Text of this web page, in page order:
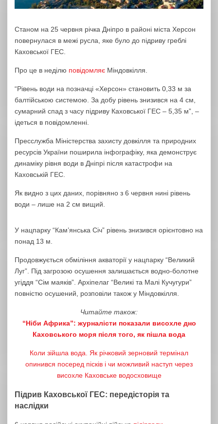
Станом на 25 червня річка Дніпро в районі міста Херсон
повернулася в межі русла, яке було до підриву греблі
Каховської ГЕС.
Про це в неділю повідомляє Міндовкілля.
“Рівень води на позначці «Херсон» становить 0,33 м за
балтійською системою. За добу рівень знизився на 4 см,
сумарний спад з часу підриву Каховської ГЕС – 5,35 м”, –
ідеться в повідомленні.
Пресслужба Міністерства захисту довкілля та природних
ресурсів України поширила інфографіку, яка демонструє
динаміку рівня води в Дніпрі після катастрофи на
Каховській ГЕС.
Як видно з цих даних, порівняно з 6 червня нині рівень
води – лише на 2 см вищий.
У нацпарку “Кам’янська Січ” рівень знизився орієнтовно на
понад 13 м.
Продовжується обміління акваторії у нацпарку “Великий
Луг”. Під загрозою осушення залишається водно-болотне
угіддя “Сім маяків”. Архіпелаг “Великі та Малі Кучугури”
повністю осушений, розповіли також у Міндовкілля.
Читайте також:
“Ніби Африка”: журналісти показали висохле дно
Каховського моря після того, як пішла вода
Коли зійшла вода. Як річковий зерновий термінал
опинився посеред пісків і чи можливий наступ через
висохле Каховське водосховище
Підрив Каховської ГЕС: передісторія та
наслідки